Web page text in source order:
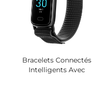
Bracelets Connectés
Intelligents Avec